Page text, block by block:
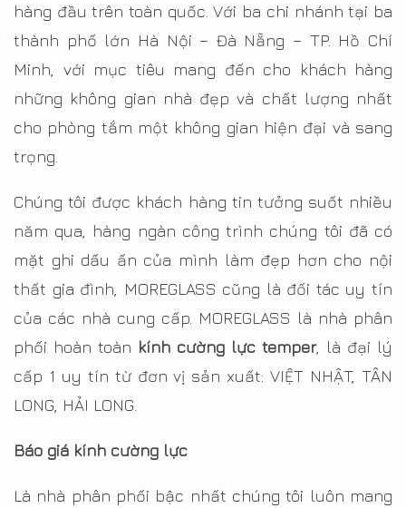
hàng đầu trên toàn quốc. Với ba chi nhánh tại ba
thành phố lớn Hà Nội – Đà Nẵng – TP. Hồ Chí
Minh, với mục tiêu mang đến cho khách hàng
những không gian nhà đẹp và chất lượng nhất
cho phòng tắm một không gian hiện đại và sang
trọng.
Chúng tôi được khách hàng tin tưởng suốt nhiều
năm qua, hàng ngàn công trình chúng tôi đã có
mặt ghi dấu ấn của mình làm đẹp hơn cho nội
thất gia đình, MOREGLASS cũng là đối tác uy tín
của các nhà cung cấp. MOREGLASS là nhà phân
phối hoàn toàn kính cường lực temper, là đại lý
cấp 1 uy tín từ đơn vị sản xuất: VIỆT NHẬT, TÂN
LONG, HẢI LONG.
Báo giá kính cường lực
Là nhà phân phối bậc nhất chúng tôi luôn mang